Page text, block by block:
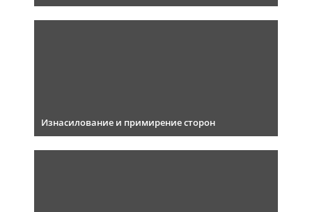
Изнасилование и примирение сторон